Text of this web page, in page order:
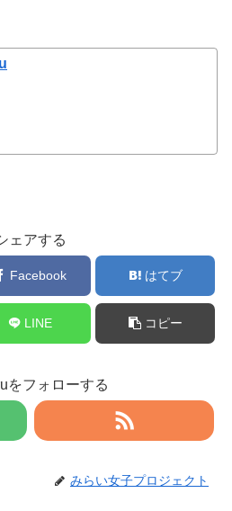
ェアする
Facebook はてブ
LINE コピー
をフォローする
みらい女子プロジェクト